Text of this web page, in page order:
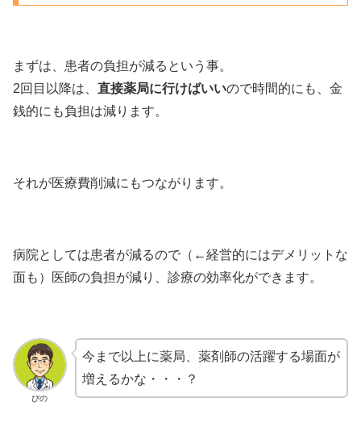
まずは、患者の負担が減るという事。
2回目以降は、 直接薬局に行けばいいので時間的にも、金
銭的にも負担は減ります。
それが医療費削減にもつながります。
病院としては患者が減るので（←経営的にはデメリットな
面も）医師の負担が減り、診療の効率化ができます。
ぴの
今まで以上に薬局、薬剤師の活躍する場面が
増えるかな・・・？